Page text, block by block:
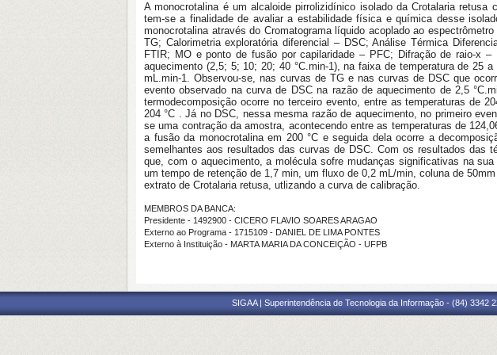
A monocrotalina é um alcaloide pirrolizidínico isolado da Crotalaria
tem-se a finalidade de avaliar a estabilidade física e química desse
monocrotalina através do Cromatograma líquido acoplado ao
TG; Calorimetria exploratória diferencial – DSC; Análise Térmica
FTIR; MO e ponto de fusão por capilaridade – PFC; Difração de raio-x
aquecimento (2,5; 5; 10; 20; 40 °C.min-1), na faixa de temperatura de 25
mL.min-1. Observou-se, nas curvas de TG e nas curvas de DSC que
evento observado na curva de DSC na razão de aquecimento de 2,5
termodecomposição ocorre no terceiro evento, entre as temperaturas de
204 °C . Já no DSC, nessa mesma razão de aquecimento, no primeiro
se uma contração da amostra, acontecendo entre as temperaturas de
a fusão da monocrotalina em 200 °C e seguida dela ocorre a
semelhantes aos resultados das curvas de DSC. Com os resultados das
que, com o aquecimento, a molécula sofre mudanças significativas na
um tempo de retenção de 1,7 min, um fluxo de 0,2 mL/min, coluna de
extrato de Crotalaria retusa, utlizando a curva de calibração.
MEMBROS DA BANCA:
Presidente - 1492900 - CICERO FLAVIO SOARES ARAGAO
Externo ao Programa - 1715109 - DANIEL DE LIMA PONTES
Externo à Instituição - MARTA MARIA DA CONCEIÇÃO - UFPB
SIGAA | Superintendência de Tecnologia da Informação - (84)